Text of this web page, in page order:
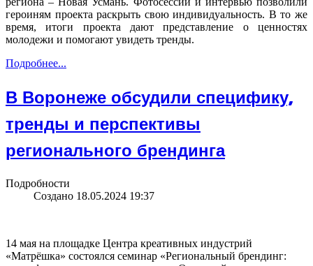
героиням проекта раскрыть свою индивидуальность. В то же
время, итоги проекта дают представление о ценностях
молодежи и помогают увидеть тренды.
Подробнее...
В Воронеже обсудили специфику,
тренды и перспективы
регионального брендинга
Подробности
Создано 18.05.2024 19:37
14 мая на площадке Центра креативных индустрий
«Матрёшка» состоялся семинар «Региональный брендинг: